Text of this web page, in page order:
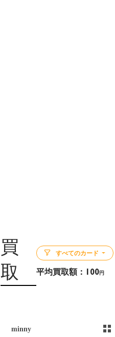
買
取
すべてのカード
平均買取額： 100円
minny